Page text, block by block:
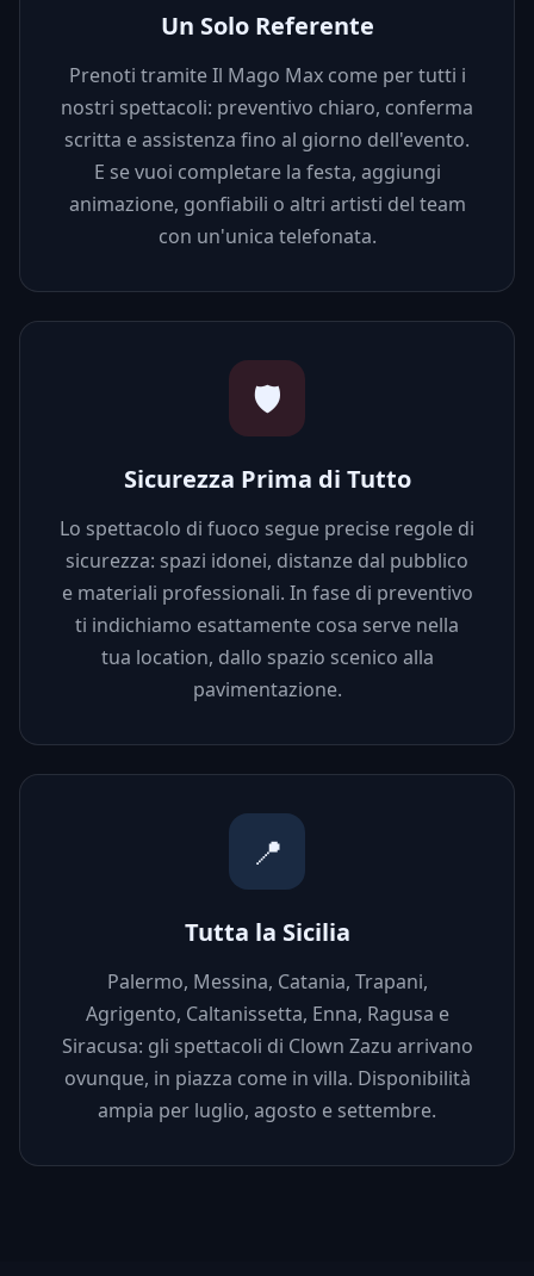
Un Solo Referente
Prenoti tramite Il Mago Max come per tutti i
nostri spettacoli: preventivo chiaro, conferma
scritta e assistenza fino al giorno dell'evento.
E se vuoi completare la festa, aggiungi
animazione, gonfiabili o altri artisti del team
con un'unica telefonata.
🛡️
Sicurezza Prima di Tutto
Lo spettacolo di fuoco segue precise regole di
sicurezza: spazi idonei, distanze dal pubblico
e materiali professionali. In fase di preventivo
ti indichiamo esattamente cosa serve nella
tua location, dallo spazio scenico alla
pavimentazione.
📍
Tutta la Sicilia
Palermo, Messina, Catania, Trapani,
Agrigento, Caltanissetta, Enna, Ragusa e
Siracusa: gli spettacoli di Clown Zazu arrivano
ovunque, in piazza come in villa. Disponibilità
ampia per luglio, agosto e settembre.